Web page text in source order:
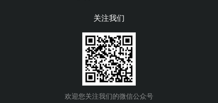
关注我们
欢迎您关注我们的微信公众号